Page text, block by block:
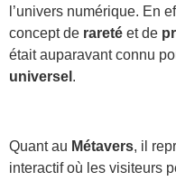
l’univers numérique. En
concept de rareté et de
était auparavant connu
universel .
Quant au Métavers, il
interactif où les visiteurs